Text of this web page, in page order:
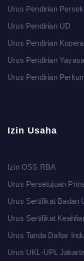
Urus Pendirian
Urus Pendirian UD
Urus Pendirian
Urus Pendirian
Urus Pendirian
Izin Usaha
Izin OSS RBA
Urus Persetujuan
Urus Sertifikat Badan
Urus Sertifikat
Urus Tanda Daftar
Urus UKL-UPL